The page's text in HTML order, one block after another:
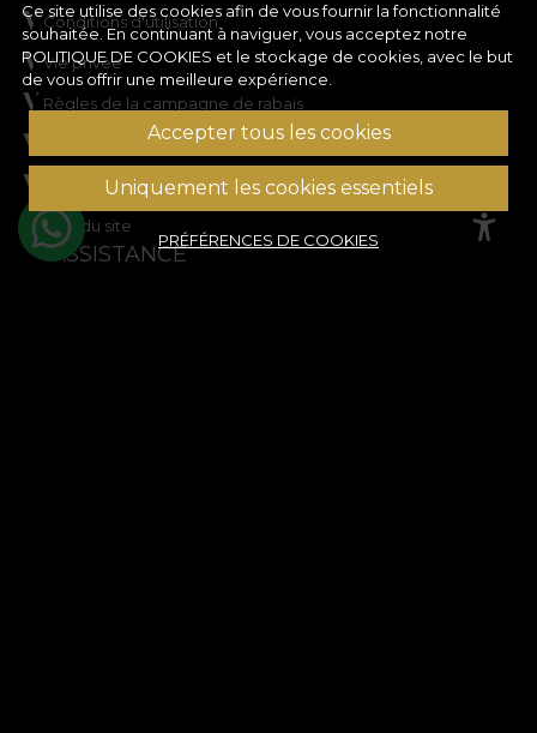
Ce site utilise des cookies afin de vous fournir la fonctionnalité
souhaitée. En continuant à naviguer, vous acceptez notre
POLITIQUE DE COOKIES et le stockage de cookies, avec le but
de vous offrir une meilleure expérience.
Accepter tous les cookies
Uniquement les cookies essentiels
PRÉFÉRENCES DE COOKIES
Conditions d'utilisation
Vie privée
Règles de la campagne de rabais
Règles du concours
Politique en matière de cookies
Plan du site
ASSISTANCE